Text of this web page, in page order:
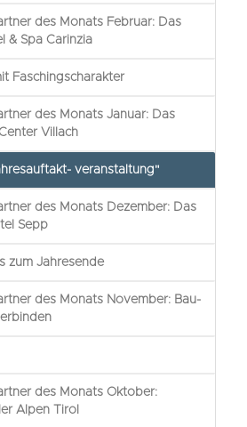
des Monats Februar: Das
& Spa Carinzia
Faschingscharakter
des Monats Januar: Das
Villach
veranstaltung"
des Monats Dezember: Das
Sepp
zum Jahresende
des Monats November: Bau-
des Monats Oktober:
Alpen Tirol